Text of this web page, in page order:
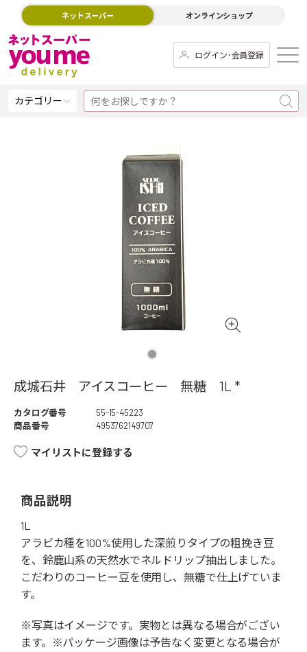
ネットスーパー オンラインショップ
ログイン･会員登録
カテゴリー
成城石井 アイスコーヒー 無糖 1L *
カタログ番号
55-15-45223
商品番号
4953762149707
マイリストに登録する
商品説明
1L
アラビカ種を100%使用した深煎りタイプの粗挽き豆
を、鈴鹿山系の天然水でネルドリップ抽出しました。
こだわりのコーヒー豆を使用し、無糖で仕上げていま
す。
※写真はイメージです。実物とは異なる場合がござい
ます。※パッケージ画像は予告なく変更となる場合が